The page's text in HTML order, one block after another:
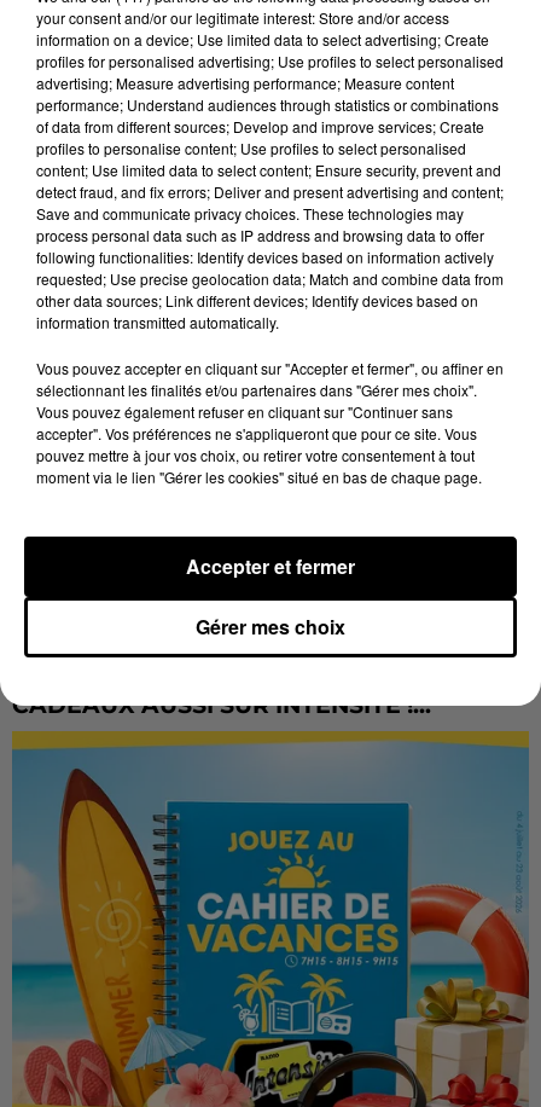
Stars'Terre 2026 : Philippe Palmieri dévoile
les ambitions d'un...
À quelques semaines de la première édition de
Stars'Terre, organisée du 18 au 20 septembre 2026 au
Château de Courtalain, Philippe Palmieri, président...
LES JEUX Voir plus
CADEAUX AUSSI SUR INTENSITÉ !...
your consent and/or our legitimate interest: Store and/or access
information on a device; Use limited data to select advertising; Create
profiles for personalised advertising; Use profiles to select personalised
advertising; Measure advertising performance; Measure content
performance; Understand audiences through statistics or combinations
of data from different sources; Develop and improve services; Create
profiles to personalise content; Use profiles to select personalised
content; Use limited data to select content; Ensure security, prevent and
detect fraud, and fix errors; Deliver and present advertising and content;
Save and communicate privacy choices. These technologies may
process personal data such as IP address and browsing data to offer
following functionalities: Identify devices based on information actively
requested; Use precise geolocation data; Match and combine data from
other data sources; Link different devices; Identify devices based on
information transmitted automatically.
Vous pouvez accepter en cliquant sur "Accepter et fermer", ou affiner en
sélectionnant les finalités et/ou partenaires dans "Gérer mes choix".
Vous pouvez également refuser en cliquant sur "Continuer sans
accepter". Vos préférences ne s'appliqueront que pour ce site. Vous
pouvez mettre à jour vos choix, ou retirer votre consentement à tout
moment via le lien "Gérer les cookies" situé en bas de chaque page.
Gérer mes choix
Accepter et fermer